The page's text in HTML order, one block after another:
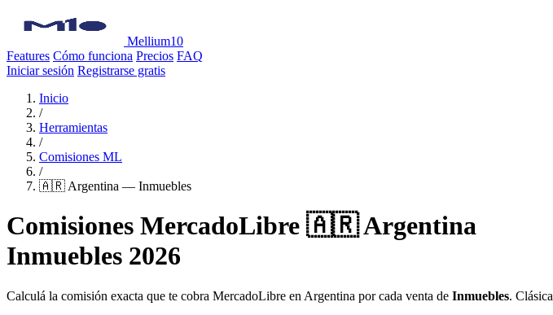
Mellium10
Features Cómo funciona Precios FAQ
Iniciar sesión Registrarse gratis
Inicio
/
Herramientas
/
Comisiones ML
/
🇦🇷 Argentina — Inmuebles
Comisiones MercadoLibre 🇦🇷 Argentina
Inmuebles 2026
Calculá la comisión exacta que te cobra MercadoLibre en Argentina por cada venta de Inmuebles. Clásica